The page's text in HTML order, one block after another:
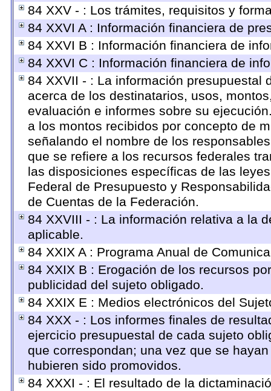
84 XXV - : Los trámites, requisitos y
84 XXVI A : Información financiera de
84 XXVI B : Información financiera de
84 XXVI C : Información financiera de
84 XXVII - : La información presupuestal
acerca de los destinatarios, usos,
evaluación e informes sobre su
a los montos recibidos por concepto de
señalando el nombre de los
que se refiere a los recursos federales
las disposiciones específicas de las
Federal de Presupuesto y
de Cuentas de la Federación.
84 XXVIII - : La información relativa a la
aplicable.
84 XXIX A : Programa Anual de
84 XXIX B : Erogación de los recursos
publicidad del sujeto obligado.
84 XXIX E : Medios electrónicos del
84 XXX - : Los informes finales de
ejercicio presupuestal de cada sujeto
que correspondan; una vez que se
hubieren sido promovidos.
84 XXXI - : El resultado de la